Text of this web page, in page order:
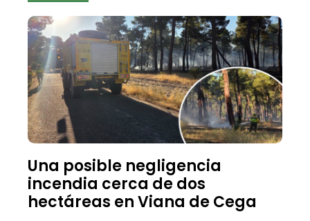
Una posible negligencia
incendia cerca de dos
hectáreas en Viana de Cega